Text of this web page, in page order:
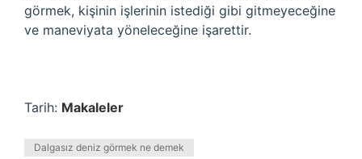
görmek, kişinin işlerinin istediği gibi gitmeyeceğine
ve maneviyata yöneleceğine işarettir.
Tarih: Makaleler
Dalgasız deniz görmek ne demek